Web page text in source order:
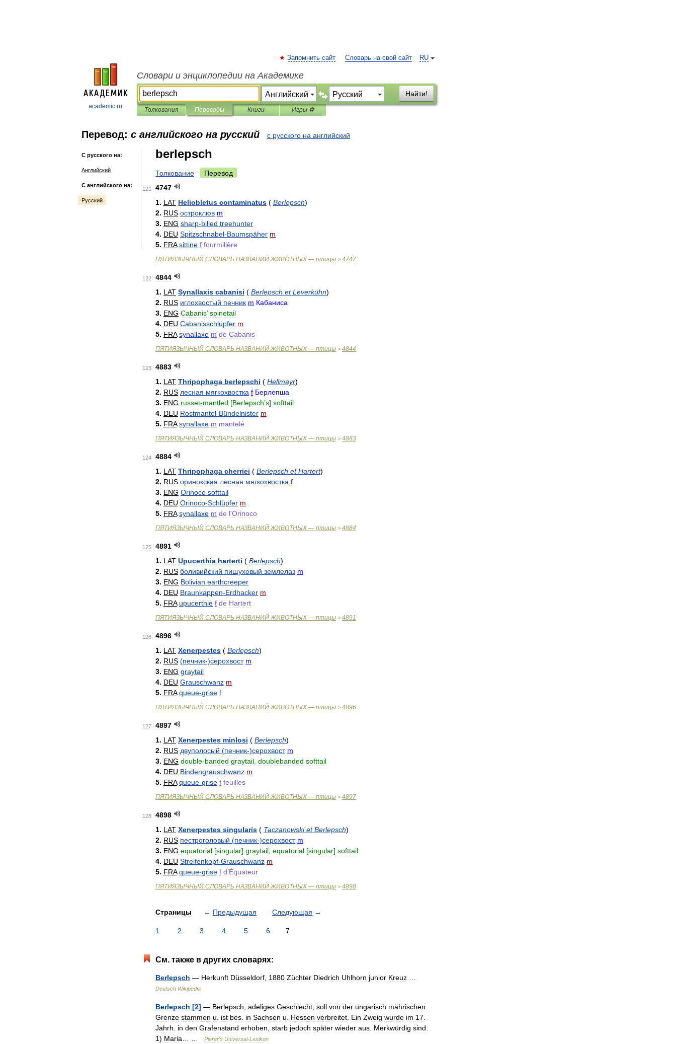
academic.ru
RU
Запомнить сайт Словарь на свой сайт
Словари и энциклопедии на Академике
Найти!
Толкования Переводы Книги Игры ⚽
Перевод: с английского на русский с русского на английский
С русского на:
Английский
С английского на:
Русский
berlepsch
Толкование Перевод
121
4747
1. LAT Heliobletus contaminatus ( Berlepsch)
2. RUS остроклюв m
3. ENG sharp-billed treehunter
4. DEU Spitzschnabel-Baumspäher m
5. FRA sittine f fourmilière
ПЯТИЯЗЫЧНЫЙ СЛОВАРЬ НАЗВАНИЙ ЖИВОТНЫХ — птицы > 4747
122
4844
1. LAT Synallaxis cabanisi ( Berlepsch et Leverkühn)
2. RUS иглохвостый печник m Кабаниса
3. ENG Cabanis’spinetail
4. DEU Cabanisschlüpfer m
5. FRA synallaxe m de Cabanis
ПЯТИЯЗЫЧНЫЙ СЛОВАРЬ НАЗВАНИЙ ЖИВОТНЫХ — птицы > 4844
123
4883
1. LAT Thripophaga berlepschi ( Hellmayr)
2. RUS лесная мягкохвостка f Берлепша
3. ENG russet-mantled [Berlepsch’s] softtail
4. DEU Rostmantel-Bündelnister m
5. FRA synallaxe m mantelé
ПЯТИЯЗЫЧНЫЙ СЛОВАРЬ НАЗВАНИЙ ЖИВОТНЫХ — птицы > 4883
124
4884
1. LAT Thripophaga cherriei ( Berlepsch et Hartert)
2. RUS оринокская лесная мягкохвостка f
3. ENG Orinoco softtail
4. DEU Orinoco-Schlüpfer m
5. FRA synallaxe m de l’Orinoco
ПЯТИЯЗЫЧНЫЙ СЛОВАРЬ НАЗВАНИЙ ЖИВОТНЫХ — птицы > 4884
125
4891
1. LAT Upucerthia harterti ( Berlepsch)
2. RUS боливийский пищуховый землелаз m
3. ENG Bolivian earthcreeper
4. DEU Braunkappen-Erdhacker m
5. FRA upucerthie f de Hartert
ПЯТИЯЗЫЧНЫЙ СЛОВАРЬ НАЗВАНИЙ ЖИВОТНЫХ — птицы > 4891
126
4896
1. LAT Xenerpestes ( Berlepsch)
2. RUS (печник-)серохвост m
3. ENG graytail
4. DEU Grauschwanz m
5. FRA queue-grise f
ПЯТИЯЗЫЧНЫЙ СЛОВАРЬ НАЗВАНИЙ ЖИВОТНЫХ — птицы > 4896
127
4897
1. LAT Xenerpestes minlosi ( Berlepsch)
2. RUS двуполосый (печник-)серохвост m
3. ENG double-banded graytail doublebanded softtail
4. DEU Bindengrauschwanz m
5. FRA queue-grise f feuilles
ПЯТИЯЗЫЧНЫЙ СЛОВАРЬ НАЗВАНИЙ ЖИВОТНЫХ — птицы > 4897
128
4898
1. LAT Xenerpestes singularis ( Taczanowski et Berlepsch)
2. RUS пестроголовый (печник-)серохвост m
3. ENG equatorial [singular] graytail equatorial [singular] softtail
4. DEU Streifenkopf-Grauschwanz m
5. FRA queue-grise f d’Équateur
ПЯТИЯЗЫЧНЫЙ СЛОВАРЬ НАЗВАНИЙ ЖИВОТНЫХ — птицы > 4898
Страницы ← Предыдущая Следующая →
1 2 3 4 5 6 7
См. также в других словарях:
Berlepsch — Herkunft Düsseldorf 1880 Züchter Diedrich Uhlhorn junior Kreuz
Deutsch Wikipedia
Berlepsch [2] — Berlepsch adeliges Geschlecht soll von der ungarisch mährischen
Grenze stammen u ist bes in Sachsen u Hessen verbreitet Ein Zweig wurde im 17
Jahrh
in den Grafenstand erhoben starb jedoch später wieder aus Merkwürdig sind:
1) Maria Pierer's Universal-Lexikon